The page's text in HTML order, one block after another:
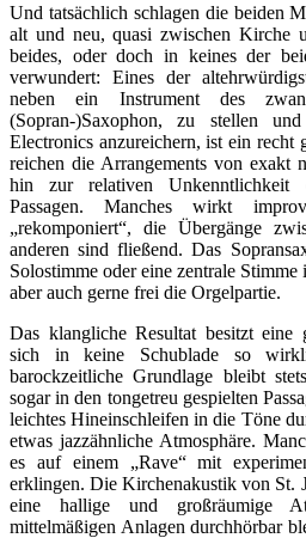
Und tatsächlich schlagen die beiden
alt und neu, quasi zwischen Kirche
beides, oder doch in keines der
verwundert: Eines der
neben ein Instrument des
(Sopran-)Saxophon, zu stellen
Electronics anzureichern, ist ein recht
reichen die Arrangements von exakt
hin zur relativen Unkenntlichkeit
Passagen. Manches wirkt
„rekomponiert“, die Übergänge
anderen sind fließend. Das
Solostimme oder eine zentrale
aber auch gerne frei die Orgelpartie.
Das klangliche Resultat besitzt eine
sich in keine Schublade so
barockzeitliche Grundlage bleibt
sogar in den tongetreu gespielten
leichtes Hineinschleifen in die Töne
etwas jazzähnliche Atmosphäre.
es auf einem „Rave“ mit
erklingen. Die Kirchenakustik von St.
eine hallige und großräumige
mittelmäßigen Anlagen durchhörbar